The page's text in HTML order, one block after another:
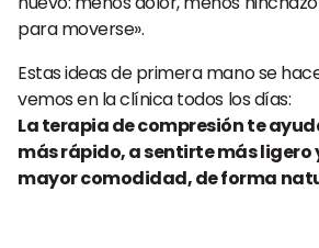
para moverse».
Estas ideas de primera mano se
vemos en la clínica todos los días:
La terapia de compresión te
más rápido, a sentirte más ligero
mayor comodidad, de forma